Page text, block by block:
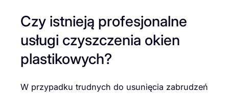
Czy istnieją profesjonalne
usługi czyszczenia okien
plastikowych?
W przypadku trudnych do usunięcia zabrudzeń